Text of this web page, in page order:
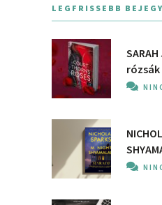
LEGFRISSEBB
rózsák